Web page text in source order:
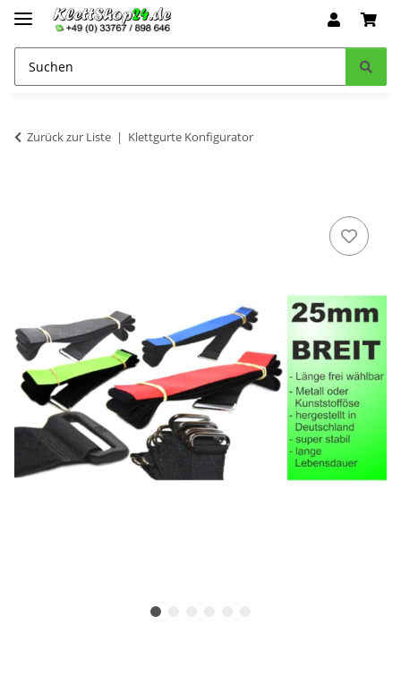
Zurück zur Liste Klettgurte Konfigurator